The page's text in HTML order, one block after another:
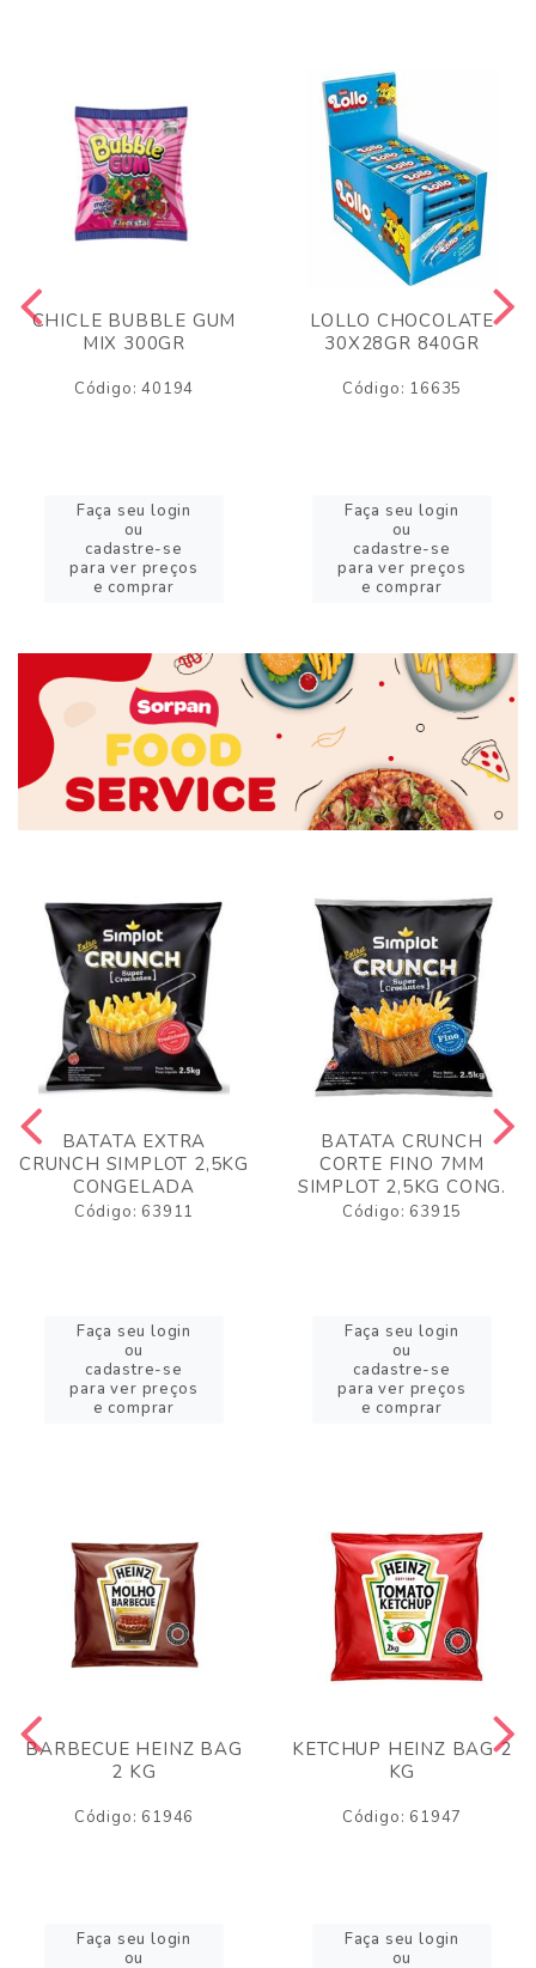
CHICLE BUBBLE GUM
MIX 300GR
Código: 40194
Faça seu login
ou
cadastre-se
para ver preços
e comprar
LOLLO CHOCOLATE
30X28GR 840GR
Código: 16635
Faça seu login
ou
cadastre-se
para ver preços
e comprar
BATATA EXTRA
CRUNCH SIMPLOT 2,5KG
CONGELADA
Código: 63911
Faça seu login
ou
cadastre-se
para ver preços
e comprar
BATATA CRUNCH
CORTE FINO 7MM
SIMPLOT 2,5KG CONG.
Código: 63915
Faça seu login
ou
cadastre-se
para ver preços
e comprar
BARBECUE HEINZ BAG
2 KG
Código: 61946
Faça seu login
ou
KETCHUP HEINZ BAG 2
KG
Código: 61947
Faça seu login
ou